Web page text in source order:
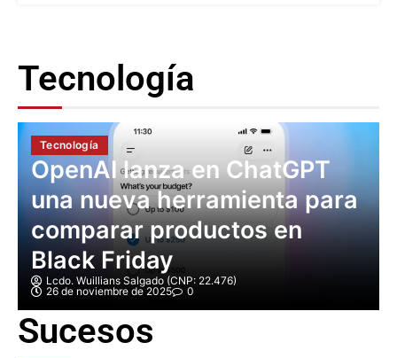
Tecnología
Tecnología
OpenAI lanza en ChatGPT
una nueva herramienta para
comparar productos en
Black Friday
Lcdo. Wuillians Salgado (CNP: 22.476)
26 de noviembre de 2025
0
Sucesos